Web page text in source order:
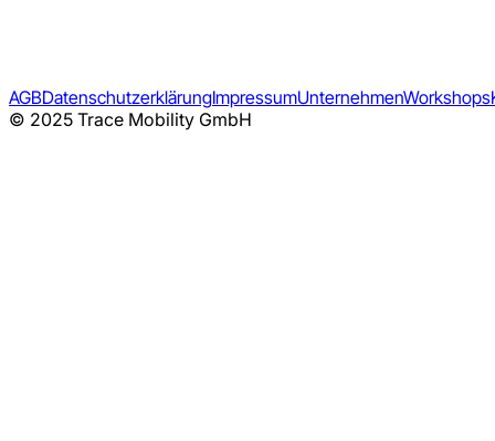
AGBDatenschutzerklärungImpressumUnternehmenWorkshops
© 2025 Trace Mobility GmbH